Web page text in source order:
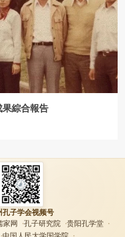
綜合報告
孔子学会视频号
家网 孔子研究院
贵阳孔学堂